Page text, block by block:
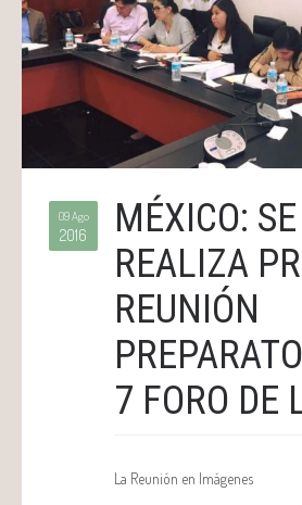
09 Ago
2016
MÉXICO: SE
REALIZA
REUNIÓN
7 FORO DE
La Reunión en Imágenes